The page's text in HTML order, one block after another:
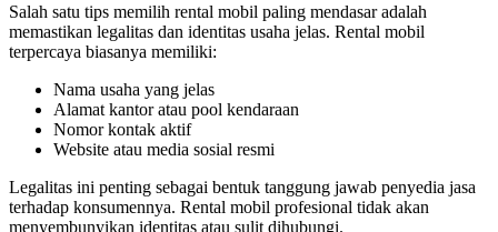
Salah satu tips memilih rental mobil paling mendasar adalah
memastikan legalitas dan identitas usaha jelas. Rental mobil
terpercaya biasanya memiliki:
Nama usaha yang jelas
Alamat kantor atau pool kendaraan
Nomor kontak aktif
Website atau media sosial resmi
Legalitas ini penting sebagai bentuk tanggung jawab penyedia jasa
terhadap konsumennya. Rental mobil profesional tidak akan
menyembunyikan identitas atau sulit dihubungi.